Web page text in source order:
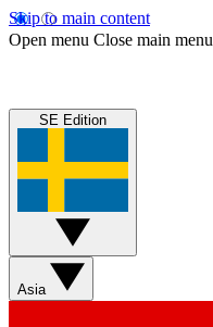
Skip to main content
Open menu Close main menu
SE Edition
Asia